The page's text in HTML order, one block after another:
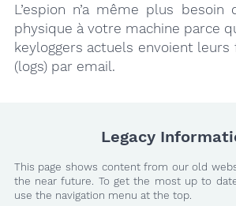
L’espion n’a même plus besoin
physique à votre machine parce
keyloggers actuels envoient leurs
(logs) par email.
Legacy
This page shows content from our old
the near future. To get the most up to
use the navigation menu at the top.